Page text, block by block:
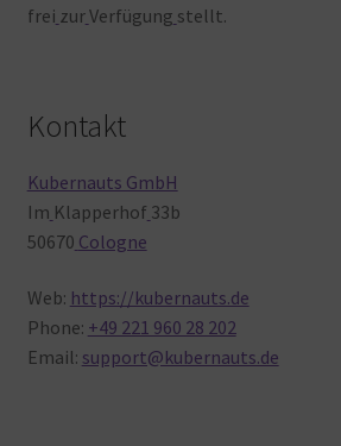
frei zurVerfügung stellt.
Kontakt
Kubernauts GmbH
Im Klapperhof 33b
50670 Cologne
Web: https://kubernauts.de
Phone: +49 221 960 28 202
Email: support@kubernauts.de